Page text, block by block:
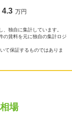
4.3 万円
独自に集計しています。
の賃料を元に独自の集計ロジ
て保証するものではありま
場